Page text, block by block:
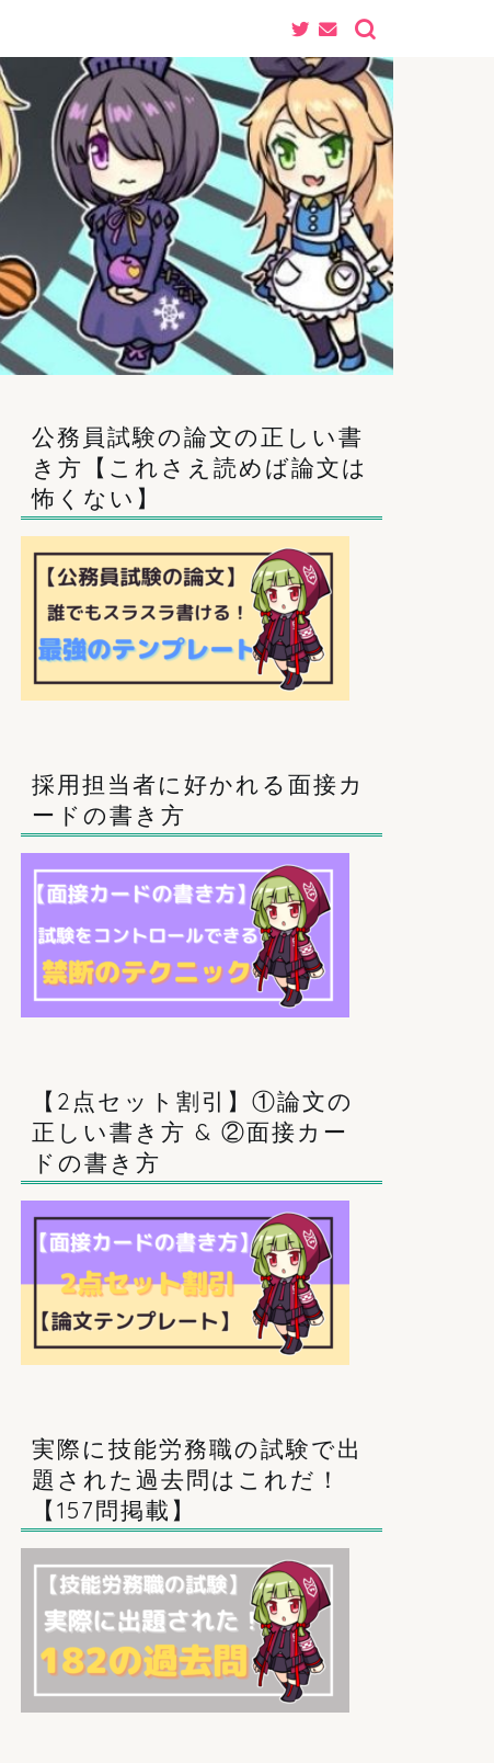
公務員試験の論文の正しい書
き方【これさえ読めば論文は
怖くない】
採用担当者に好かれる面接カ
ードの書き方
【2点セット割引】①論文の
正しい書き方 & ②面接カー
ドの書き方
実際に技能労務職の試験で出
題された過去問はこれだ！
【157問掲載】